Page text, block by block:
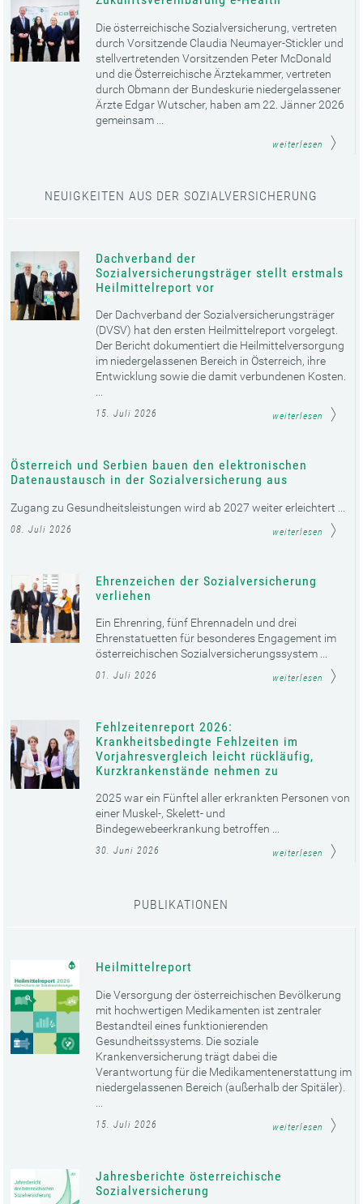
Die österreichische Sozialversicherung, vertreten
durch Vorsitzende Claudia Neumayer-Stickler und
stellvertretenden Vorsitzenden Peter McDonald
und die Österreichische Ärztekammer, vertreten
durch Obmann der Bundeskurie niedergelassener
Ärzte Edgar Wutscher, haben am 22. Jänner 2026
gemeinsam ...
weiterlesen
NEUIGKEITEN AUS DER SOZIALVERSICHERUNG
Dachverband der
Sozialversicherungsträger stellt erstmals
Heilmittelreport vor
Der Dachverband der Sozialversicherungsträger
(DVSV) hat den ersten Heilmittelreport vorgelegt.
Der Bericht dokumentiert die Heilmittelversorgung
im niedergelassenen Bereich in Österreich, ihre
Entwicklung sowie die damit verbundenen Kosten.
15. Juli 2026 weiterlesen
Österreich und Serbien bauen den elektronischen
Datenaustausch in der Sozialversicherung aus
Zugang zu Gesundheitsleistungen wird ab 2027 weiter erleichtert ...
08. Juli 2026 weiterlesen
Ehrenzeichen der Sozialversicherung
verliehen
Ein Ehrenring, fünf Ehrennadeln und drei
Ehrenstatuetten für besonderes Engagement im
österreichischen Sozialversicherungssystem ...
01. Juli 2026 weiterlesen
Fehlzeitenreport 2026:
Krankheitsbedingte Fehlzeiten im
Vorjahresvergleich leicht rückläufig,
Kurzkrankenstände nehmen zu
2025 war ein Fünftel aller erkrankten Personen von
einer Muskel-, Skelett- und
Bindegewebeerkrankung betroffen ...
30. Juni 2026 weiterlesen
PUBLIKATIONEN
Heilmittelreport
Die Versorgung der österreichischen Bevölkerung
mit hochwertigen Medikamenten ist zentraler
Bestandteil eines funktionierenden
Gesundheitssystems. Die soziale
Krankenversicherung trägt dabei die
Verantwortung für die Medikamentenerstattung im
niedergelassenen Bereich (außerhalb der Spitäler).
15. Juli 2026 weiterlesen
Jahresberichte österreichische
Sozialversicherung